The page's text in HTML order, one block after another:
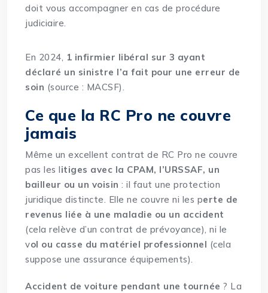
doit vous accompagner en cas de procédure
judiciaire.
En 2024, 1 infirmier libéral sur 3 ayant
déclaré un sinistre l’a fait pour une erreur de
soin (source : MACSF).
Ce que la RC Pro ne couvre
jamais
Même un excellent contrat de RC Pro ne couvre
pas les litiges avec la CPAM, l’URSSAF, un
bailleur ou un voisin : il faut une protection
juridique distincte. Elle ne couvre ni les perte de
revenus liée à une maladie ou un accident
(cela relève d’un contrat de prévoyance), ni le
vol ou casse du matériel professionnel (cela
suppose une assurance équipements).
Accident de voiture pendant une tournée ? La